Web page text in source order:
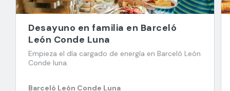
Desayuno en familia en Barceló
León Conde Luna
Empieza el día cargado de energía en Barceló León
Conde luna.
Barceló León Conde Luna